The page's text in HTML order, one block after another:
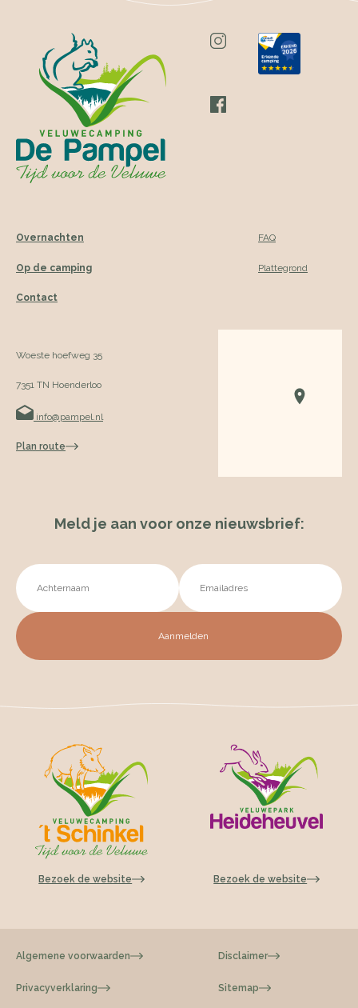
Overnachten
Op de camping
Contact
FAQ
Plattegrond
Woeste hoefweg 35
7351 TN Hoenderloo
info@pampel.nl
Plan route
Meld je aan voor onze nieuwsbrief:
Bezoek de website
Bezoek de website
Algemene voorwaarden Disclaimer
Privacyverklaring Sitemap